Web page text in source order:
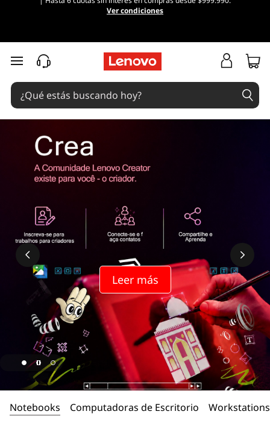
Ver condiciones
Ir al contenido principal
Leer más
Notebooks Computadoras de Escritorio Workstations